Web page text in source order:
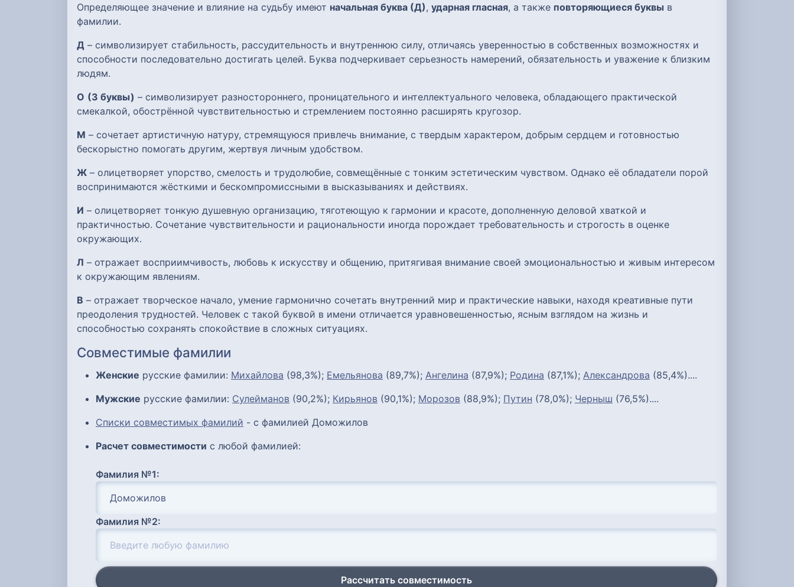
Определяющее значение и влияние на судьбу имеют начальная буква (Д), ударная гласная, а также повторяющиеся буквы в
фамилии.
Д – символизирует стабильность, рассудительность и внутреннюю силу, отличаясь уверенностью в собственных возможностях и
способности последовательно достигать целей. Буква подчеркивает серьезность намерений, обязательность и уважение к близким
людям.
О (3 буквы) – символизирует разностороннего, проницательного и интеллектуального человека, обладающего практической
смекалкой, обострённой чувствительностью и стремлением постоянно расширять кругозор.
М – сочетает артистичную натуру, стремящуюся привлечь внимание, с твердым характером, добрым сердцем и готовностью
бескорыстно помогать другим, жертвуя личным удобством.
Ж – олицетворяет упорство, смелость и трудолюбие, совмещённые с тонким эстетическим чувством. Однако её обладатели порой
воспринимаются жёсткими и бескомпромиссными в высказываниях и действиях.
И – олицетворяет тонкую душевную организацию, тяготеющую к гармонии и красоте, дополненную деловой хваткой и
практичностью. Сочетание чувствительности и рациональности иногда порождает требовательность и строгость в оценке
окружающих.
Л – отражает восприимчивость, любовь к искусству и общению, притягивая внимание своей эмоциональностью и живым интересом
к окружающим явлениям.
В – отражает творческое начало, умение гармонично сочетать внутренний мир и практические навыки, находя креативные пути
преодоления трудностей. Человек с такой буквой в имени отличается уравновешенностью, ясным взглядом на жизнь и
способностью сохранять спокойствие в сложных ситуациях.
Совместимые фамилии
Женские русские фамилии: Михайлова (98,3%); Емельянова (89,7%); Ангелина (87,9%); Родина (87,1%); Александрова (85,4%)....
Мужские русские фамилии: Сулейманов (90,2%); Кирьянов (90,1%); Морозов (88,9%); Путин (78,0%); Черныш (76,5%)....
Списки совместимых фамилий - с фамилией Доможилов
Расчет совместимости с любой фамилией:
Фамилия №1:
Фамилия №2:
Рассчитать совместимость